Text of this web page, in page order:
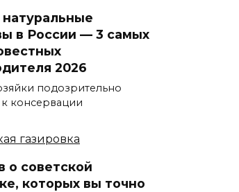
в России — 3 самых
2026
подозрительно
к консервации
о советской
которых вы точно